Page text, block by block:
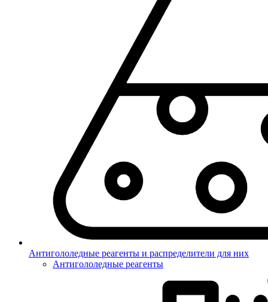
Антигололедные реагенты и распределители для них
Антигололедные реагенты